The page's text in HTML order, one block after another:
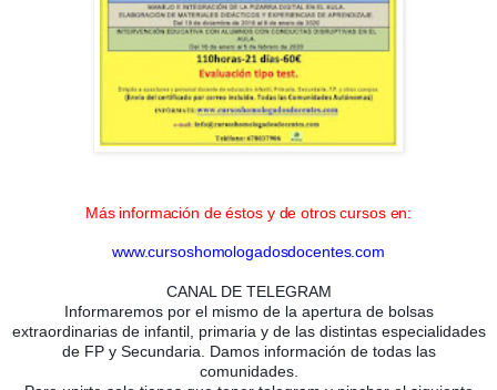
Más información de éstos y de otros cursos en:
www.cursoshomologadosdocentes.com
CANAL DE TELEGRAM
Informaremos por el mismo de la apertura de bolsas
extraordinarias de infantil, primaria y de las distintas especialidades
de FP y Secundaria. Damos información de todas las
comunidades.